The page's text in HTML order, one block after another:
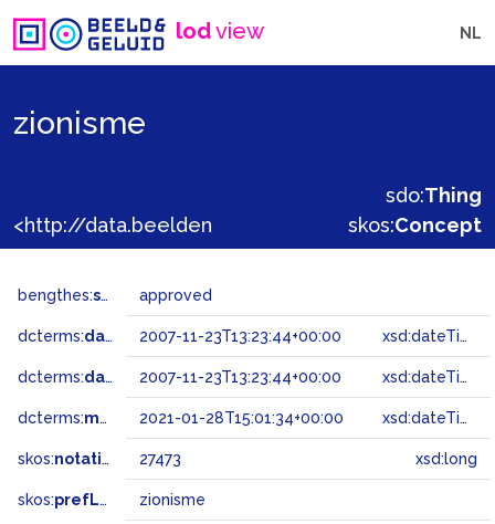
lodview NL
zionisme
sdo:Thing
skos:Concept
bengthes:status approved
dcterms:dateAccepted 2007-11-23T13:23:44+00:00 xsd:dateTime
dcterms:dateSubmitted 2007-11-23T13:23:44+00:00 xsd:dateTime
dcterms:modified 2021-01-28T15:01:34+00:00 xsd:dateTime
skos:notation 27473 xsd:long
skos:prefLabel zionisme